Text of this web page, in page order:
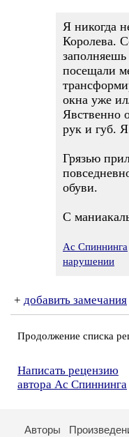
Я никогда
Королева.
посещали
окна уже
Явственно
рук и губ.
Грязью
обуви.
С
Ас Спиннинга
нарушении
+ добавить замечания
Продолжение списка
Написать рецензию
автора Ас Спиннинга
Авторы